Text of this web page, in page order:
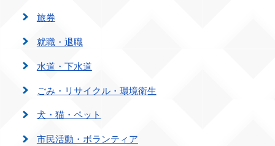
旅券
就職・退職
水道・下水道
ごみ・リサイクル・環境衛生
犬・猫・ペット
市民活動・ボランティア